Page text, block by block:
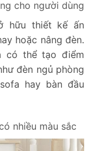
cho người dùng
hữu thiết kế ấn
hoặc nâng đèn.
có thể tạo điểm
đèn ngủ phòng
hay bàn đầu
nhiều màu sắc